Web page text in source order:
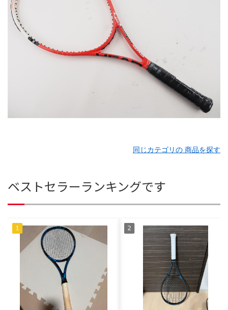
同じカテゴリの 商品を探す
ベストセラーランキングです